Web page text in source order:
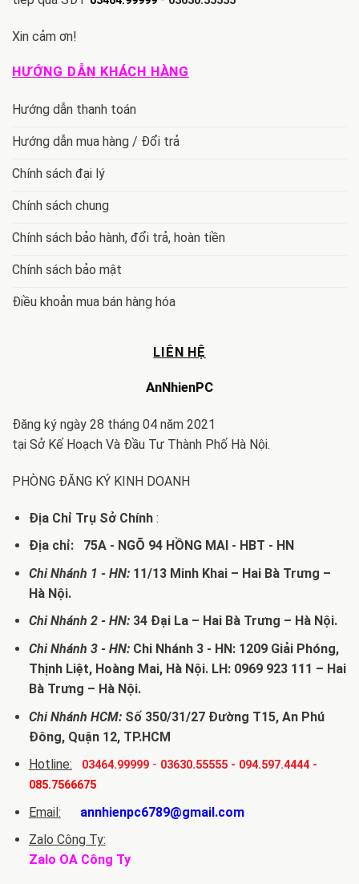
Xin cảm ơn!
HƯỚNG DẪN KHÁCH HÀNG
Hướng dẫn thanh toán
Hướng dẫn mua hàng / Đổi trả
Chính sách đại lý
Chính sách chung
Chính sách bảo hành, đổi trả, hoàn tiền
Chính sách bảo mật
Điều khoản mua bán hàng hóa
LIÊN HỆ
AnNhienPC
Đăng ký ngày 28 tháng 04 năm 2021
tại Sở Kế Hoạch Và Đầu Tư Thành Phố Hà Nội.
PHÒNG ĐĂNG KÝ KINH DOANH
Địa Chỉ Trụ Sở Chính:
Địa chỉ: 75A - NGÕ 94 HỒNG MAI - HBT - HN
Chi Nhánh 1 - HN:11/13 Minh Khai – Hai Bà Trưng –
Hà Nội.
Chi Nhánh 2 - HN:34 Đại La – Hai Bà Trưng – Hà Nội.
Chi Nhánh 3 - HN:Chi Nhánh 3 - HN: 1209 Giải Phóng,
Thịnh Liệt, Hoàng Mai, Hà Nội. LH: 0969 923 111 – Hai
Bà Trưng – Hà Nội.
Chi Nhánh HCM:Số 350/31/27 Đường T15, An Phú
Đông, Quận 12, TP.HCM
Hotline:
03464.99999- 03630.55555- 094.597.4444-
085.7566675
Email:
annhienpc6789@gmail.com
Zalo Công Ty:
Zalo OA Công Ty